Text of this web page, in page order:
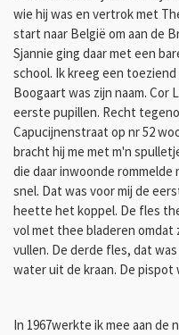
wie hij was en vertrok met
start naar België om aan de
Sjannie ging daar met een
school. Ik kreeg een
Boogaart was zijn naam. Cor
eerste pupillen. Recht
Capucijnenstraat op nr 52
bracht hij me met m'n
die daar inwoonde
snel. Dat was voor mij de
heette het koppel. De fles
vol met thee bladeren omdat
vullen. De derde fles, dat
water uit de kraan. De pispot
In 1967werkte ik mee aan